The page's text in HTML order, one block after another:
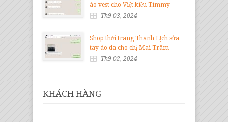
áo vest cho Việt kiều Timmy
Th9 03, 2024
Shop thời trang Thanh Lịch sửa
tay áo da cho chị Mai Trâm
Th9 02, 2024
KHÁCH HÀNG